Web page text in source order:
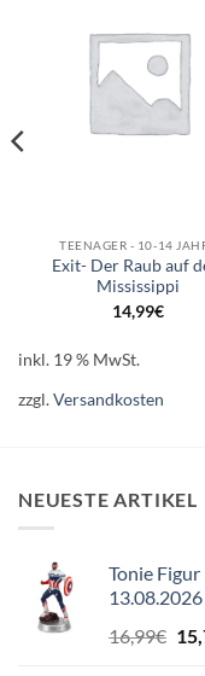
TEENAGER - 10-14
Exit- Der Raub auf
Mississippi
14,99€
inkl. 19 % MwSt.
zzgl.Versandkosten
NEUESTE ARTIKEL
Tonie
13.08.2026
16,99€
Preis